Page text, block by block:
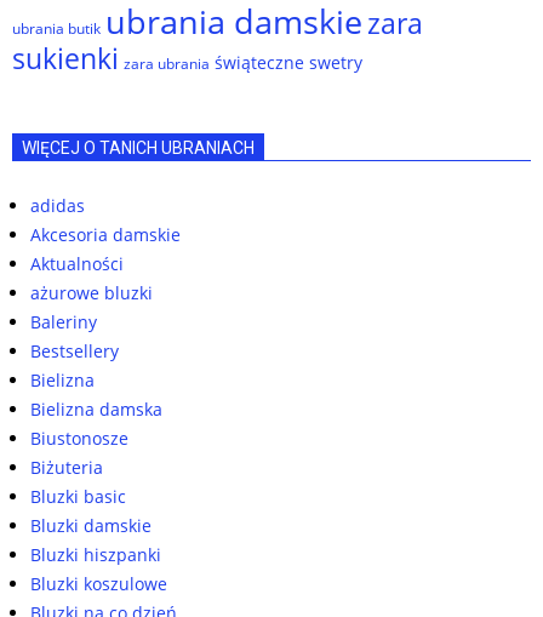
ubrania butik ubrania damskiezara
sukienki zara ubrania świąteczne swetry
WIĘCEJ O TANICH UBRANIACH
adidas
Akcesoria damskie
Aktualności
ażurowe bluzki
Baleriny
Bestsellery
Bielizna
Bielizna damska
Biustonosze
Biżuteria
Bluzki basic
Bluzki damskie
Bluzki hiszpanki
Bluzki koszulowe